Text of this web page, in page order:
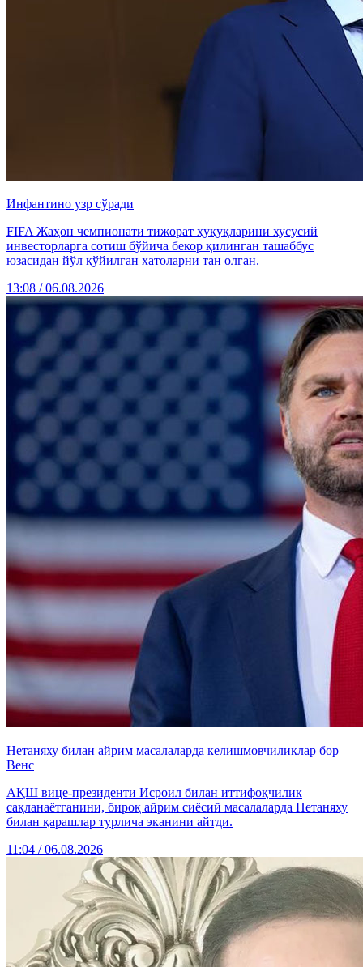
Инфантино узр сўради
FIFA Жаҳон чемпионати тижорат ҳуқуқларини хусусий
инвесторларга сотиш бўйича бекор қилинган ташаббус
юзасидан йўл қўйилган хатоларни тан олган.
13:08 / 06.08.2026
Нетаняху билан айрим масалаларда келишмовчиликлар бор —
Венс
АҚШ вице-президенти Исроил билан иттифоқчилик
сақланаётганини, бироқ айрим сиёсий масалаларда Нетаняху
билан қарашлар турлича эканини айтди.
11:04 / 06.08.2026